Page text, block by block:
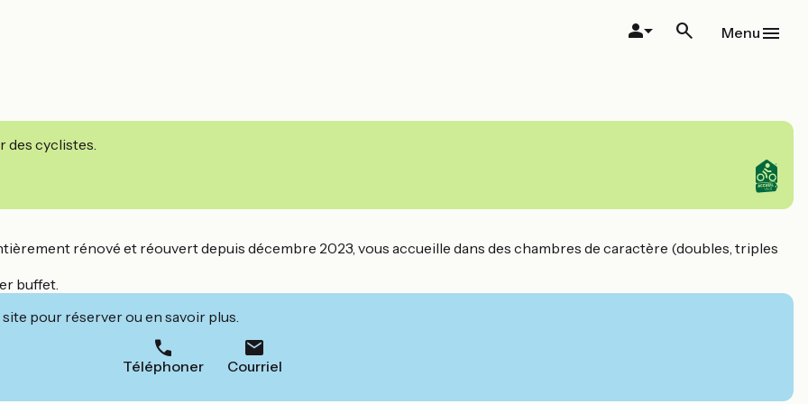
Menu
des cyclistes.
rénové et réouvert depuis décembre 2023, vous accueille dans des chambres de caractère (doubles, triples
buffet.
pour réserver ou en savoir plus.
Téléphoner Courriel